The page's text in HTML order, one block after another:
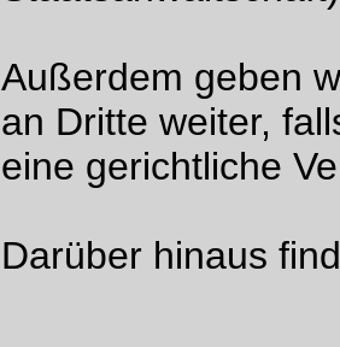
Außerdem geben
an Dritte weiter,
Darüber hinaus